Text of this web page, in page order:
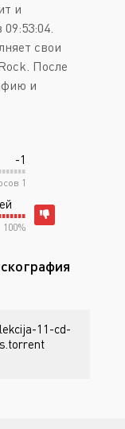
и
свои
После
и
-1
1
100%
11-cd-